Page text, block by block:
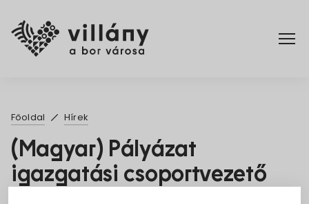
Rendelettár
Turizmus
Főoldal Hírek
(Magyar) Pályázat
igazgatási csoportvezető